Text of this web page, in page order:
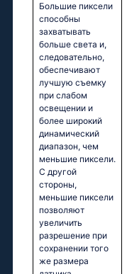
Большие пиксели
способны
захватывать
больше света и,
следовательно,
обеспечивают
лучшую съемку
при слабом
освещении и
более широкий
динамический
диапазон, чем
меньшие пиксели.
С другой
стороны,
меньшие пиксели
позволяют
увеличить
разрешение при
сохранении того
же размера